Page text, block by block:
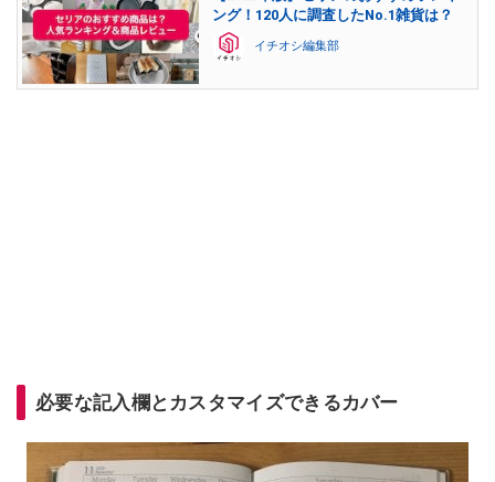
ング！120人に調査したNo.1雑貨は？
イチオシ編集部
必要な記入欄とカスタマイズできるカバー